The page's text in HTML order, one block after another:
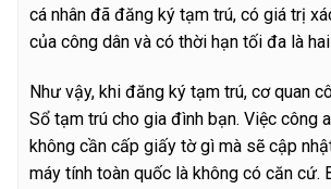
cá nhân đã đăng ký tạm trú, có giá trị
của công dân và có thời hạn tối đa là
Như vậy, khi đăng ký tạm trú, cơ quan
Sổ tạm trú cho gia đình bạn. Việc công
không cần cấp giấy tờ gì mà sẽ cập
máy tính toàn quốc là không có căn cứ.